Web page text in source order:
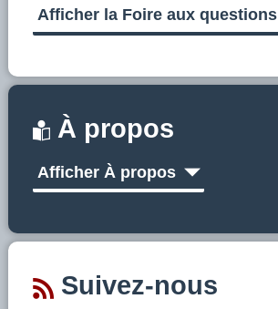
Afficher la Foire aux questions
À propos
Afficher À propos
Suivez-nous